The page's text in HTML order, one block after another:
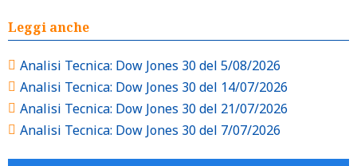
Leggi anche
Analisi Tecnica: Dow Jones 30 del 5/08/2026
Analisi Tecnica: Dow Jones 30 del 14/07/2026
Analisi Tecnica: Dow Jones 30 del 21/07/2026
Analisi Tecnica: Dow Jones 30 del 7/07/2026